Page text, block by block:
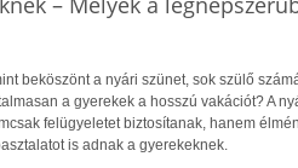
beköszönt a nyári szünet, sok szülő
a gyerekek a hosszú vakációt? A
felügyeletet biztosítanak, hanem
is adnak a gyerekeknek.